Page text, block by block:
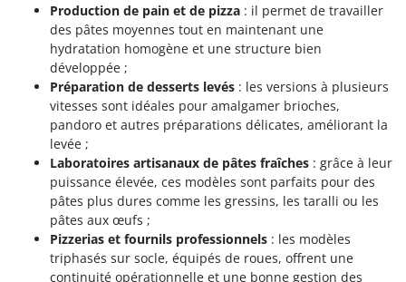
Production de pain et de pizza : il permet de travailler
des pâtes moyennes tout en maintenant une
hydratation homogène et une structure bien
développée ;
Préparation de desserts levés : les versions à plusieurs
vitesses sont idéales pour amalgamer brioches,
pandoro et autres préparations délicates, améliorant la
levée ;
Laboratoires artisanaux de pâtes fraîches : grâce à leur
puissance élevée, ces modèles sont parfaits pour des
pâtes plus dures comme les gressins, les taralli ou les
pâtes aux œufs ;
Pizzerias et fournils professionnels : les modèles
triphasés sur socle, équipés de roues, offrent une
continuité opérationnelle et une bonne gestion des